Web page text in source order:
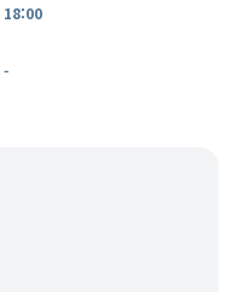
18:00
-